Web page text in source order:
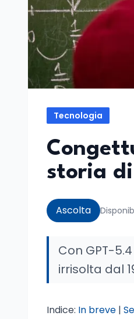
Tecnologia
storia di
Ascolta
Con GPT-
irrisolta dal
Indice: In breve |